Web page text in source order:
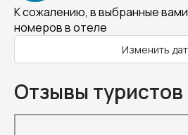
К сожалению, в выбранные
номеров в отеле
Изменить
Отзывы туристов